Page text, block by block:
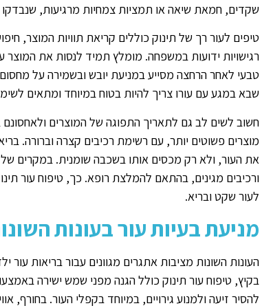
שקדים, חמאת שיאה או תמציות צמחיות מרגיעות, שנבדקו
טיפים לעור רך של תינוק כוללים קריאת תוויות המוצר,
רגישויות ידועות במשפחה. מומלץ תמיד לנסות את המוצר
טבעי לאחר הרחצה מסייע במניעת יובש ובשמירה על
שבא במגע עם עורו צריך להיות בטוח במיוחד ומתאים
חשוב לשים לב גם לתאריך התפוגה של המוצרים ולאחסונם
מוצרים פשוטים יותר, עם רשימת רכיבים קצרה וברורה.
ורכיבים מגינים, בהתאם להמלצת רופא. כך, טיפוח עור
לעור שקט ובריא.
מניעת בעיות עור בעונות
העונות השונות מציבות אתגרים מגוונים עבור בריאות
בקיץ, טיפוח עור תינוק כולל הגנה מפני שמש ישירה
להסיר זיעה ולמנוע גירויים, במיוחד בקפלי העור. בחורף,